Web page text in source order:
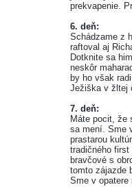
prekvapenie.
6. deň:
Schádzame z
raftoval aj
Dotknite sa
neskôr
by ho však
Ježiška v žltej
7. deň:
Máte pocit, že
sa mení. Sme
prastarou
tradičného
bravčové s
tomto zájazde
Sme v opatere